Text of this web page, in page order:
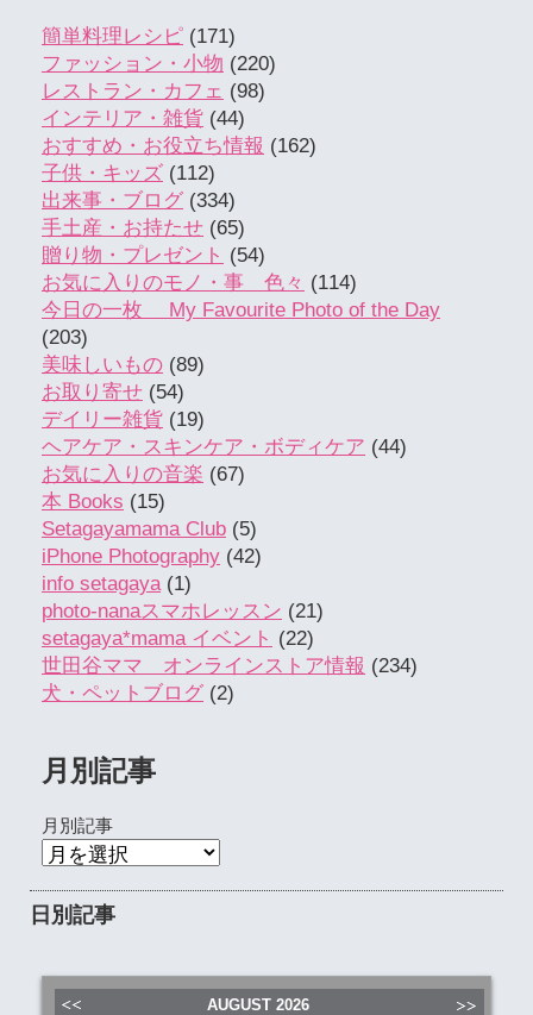
簡単料理レシピ (171)
ファッション・小物 (220)
レストラン・カフェ (98)
インテリア・雑貨 (44)
おすすめ・お役立ち情報 (162)
子供・キッズ (112)
出来事・ブログ (334)
手土産・お持たせ (65)
贈り物・プレゼント (54)
お気に入りのモノ・事 色々 (114)
今日の一枚 My Favourite Photo of the Day
(203)
美味しいもの (89)
お取り寄せ (54)
デイリー雑貨 (19)
ヘアケア・スキンケア・ボディケア (44)
お気に入りの音楽 (67)
本 Books (15)
Setagayamama Club (5)
iPhone Photography (42)
info setagaya(1)
photo-nanaスマホレッスン (21)
setagaya*mama イベント (22)
世田谷ママ オンラインストア情報 (234)
犬・ペットブログ (2)
月別記事
月別記事
日別記事
AUGUST 2026